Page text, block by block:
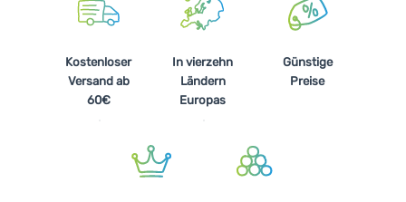
Kostenloser
Versand ab
60€
In vierzehn
Ländern
Europas
Günstige
Preise